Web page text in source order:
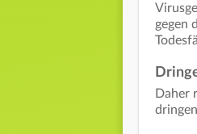
gegen
Daher